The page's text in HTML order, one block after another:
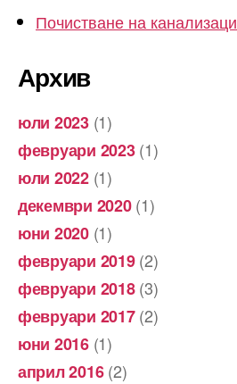
Почистване на
Архив
юли 2023(1)
февруари 2023(1)
юли 2022(1)
декември 2020(1)
юни 2020(1)
февруари 2019(2)
февруари 2018(3)
февруари 2017(2)
юни 2016(1)
април 2016(2)